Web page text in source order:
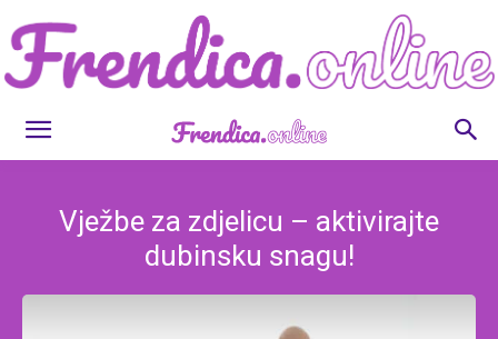
Frendica.online
Vježbe za zdjelicu – aktivirajte
dubinsku snagu!